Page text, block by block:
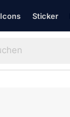
Icons Sticker